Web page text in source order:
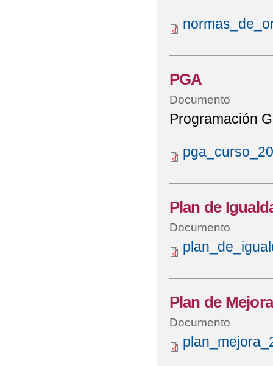
PGA
Documento
Programación
Plan de
Documento
Plan de Mejora
Documento